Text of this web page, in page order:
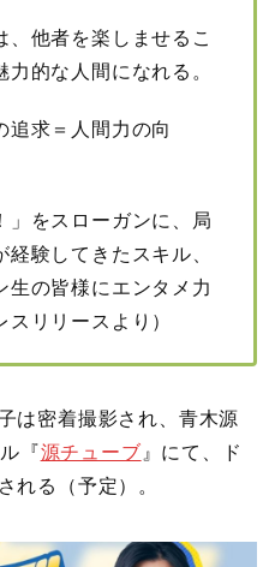
、他者を楽しませるこ
的な人間になれる。
追求＝人間力の向
」をスローガンに、局
験してきたスキル、
生の皆様にエンタメ力
リリースより）
は密着撮影され、青木源
『源チューブ 』にて、ド
れる（予定）。